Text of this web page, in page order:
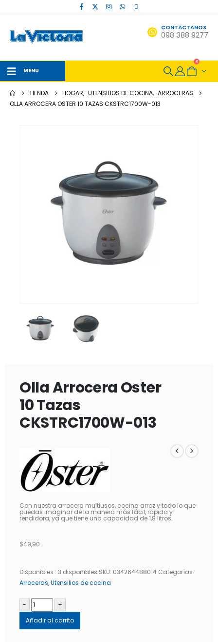
CONTÁCTANOS
098 388 9277
MENU
0
TIENDA HOGAR, UTENSILIOS DE COCINA, ARROCERAS
OLLA ARROCERA OSTER 10 TAZAS CKSTRC1700W-013
Olla Arrocera Oster
10 Tazas
CKSTRC1700W-013
Con nuestra arrocera multiusos, cocina arroz y todo lo que
puedas imaginar de la manera más fácil, rápida y
rendidora, ya que tiene una capacidad de 1,8 litros.
$49,90
Disponibles : 3 disponibles SKU: 034264488014 Categorías:
Arroceras,Utensilios de cocina
-
+
Añadir al carrito